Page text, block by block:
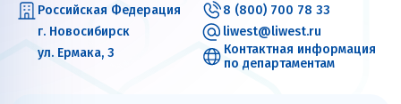
Российская Федерация
г. Новосибирск
ул. Ермака, 3
8 (800) 700 78 33
liwest@liwest.ru
Контактная информация
по департаментам